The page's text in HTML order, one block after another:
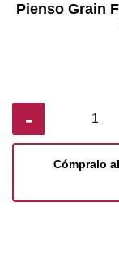
Pienso Grain
-
Cómpralo